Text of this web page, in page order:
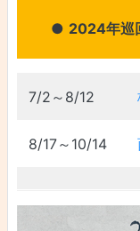
● 2024年巡
7/2～8/12
8/17～10/14